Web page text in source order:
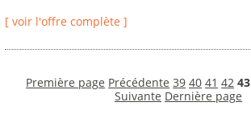
[ voir l'offre complète ]
Première page Précédente 39 40 41 42 43
Suivante Dernière page